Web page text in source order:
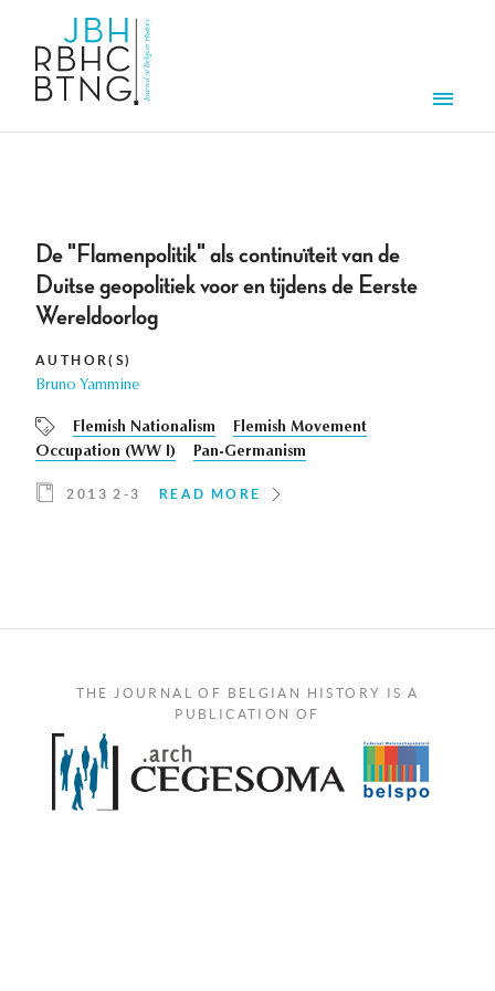
De "Flamenpolitik" als continuïteit van de
Duitse geopolitiek voor en tijdens de Eerste
Wereldoorlog
AUTHOR(S)
Bruno Yammine
Flemish Nationalism
Flemish Movement
Occupation (WW I)
Pan-Germanism
2013 2-3 READ MORE
THE JOURNAL OF BELGIAN HISTORY IS A
PUBLICATION OF